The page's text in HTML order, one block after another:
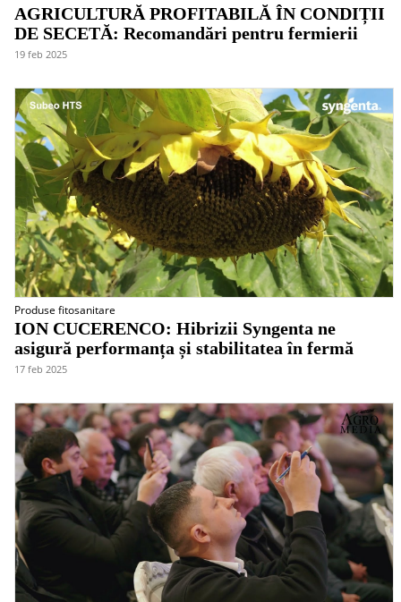
AGRICULTURĂ PROFITABILĂ ÎN CONDIȚII
DE SECETĂ: Recomandări pentru fermierii
19 feb 2025
Produse fitosanitare
ION CUCERENCO: Hibrizii Syngenta ne
asigură performanța și stabilitatea în fermă
17 feb 2025